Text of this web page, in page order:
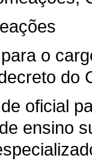
o
do
oficial
ensino